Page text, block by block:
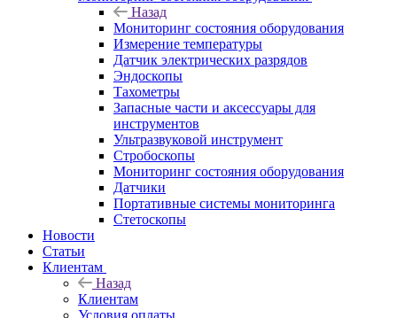
Назад
Мониторинг состояния оборудования
Измерение температуры
Датчик электрических разрядов
Эндоскопы
Тахометры
Запасные части и аксессуары для
инструментов
Ультразвуковой инструмент
Стробоскопы
Мониторинг состояния оборудования
Датчики
Портативные системы мониторинга
Стетоскопы
Новости
Статьи
Клиентам
Назад
Клиентам